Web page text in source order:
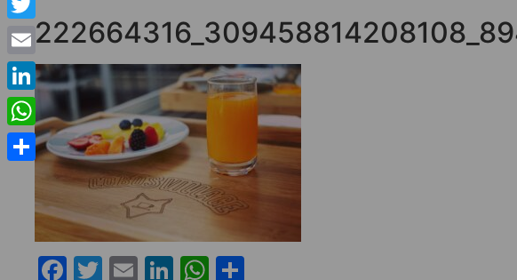
Facebook
Twitter
EmailLinkedIn
WhatsApp
Twitter
Email
LinkedIn
WhatsApp